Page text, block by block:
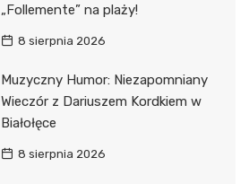
„Follemente” na plaży!
8 sierpnia 2026
Muzyczny Humor: Niezapomniany
Wieczór z Dariuszem Kordkiem w
Białołęce
8 sierpnia 2026